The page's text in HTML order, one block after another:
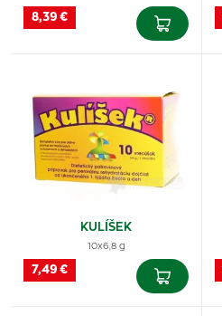
8,39 €
KULÍŠEK
10x6,8 g
7,49 €